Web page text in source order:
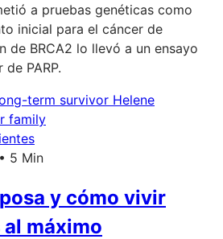
a pruebas genéticas como
inicial para el cáncer de
de BRCA2 lo llevó a un ensayo
PARP.
5 Min
y cómo vivir
máximo